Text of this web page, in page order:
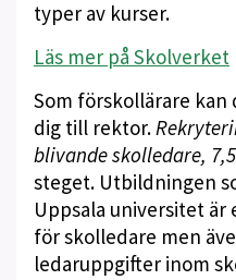
typer av kurser.
Läs mer på Skolverket
Som förskollärare kan
dig till rektor.
blivande skolledare,
steget. Utbildningen
Uppsala universitet
för skolledare men
ledaruppgifter inom